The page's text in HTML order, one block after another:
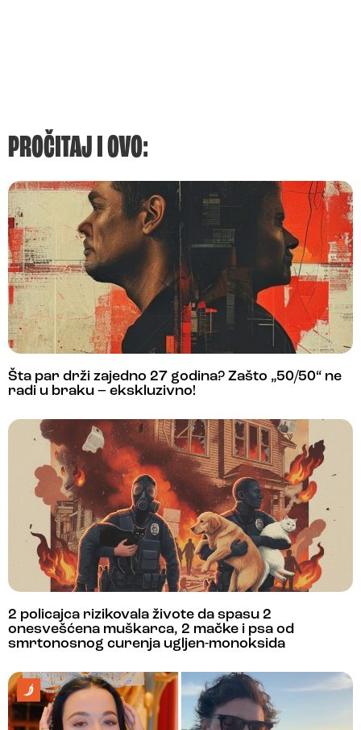
PROČITAJ I OVO:
Šta par drži zajedno 27 godina? Zašto „50/50“ ne
radi u braku – ekskluzivno!
2 policajca rizikovala živote da spasu 2
onesvešćena muškarca, 2 mačke i psa od
smrtonosnog curenja ugljen-monoksida